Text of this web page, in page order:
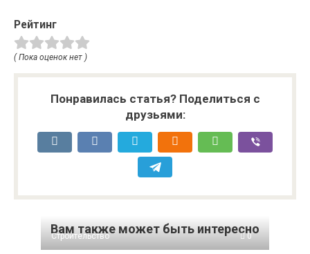
Рейтинг
( Пока оценок нет )
Понравилась статья? Поделиться с
друзьями:
Вам также может быть интересно
Строительство 0